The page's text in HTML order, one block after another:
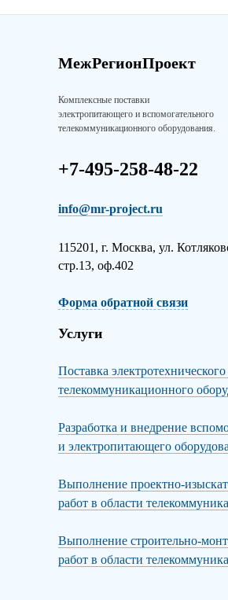
МежРегионПроект
Комплексные поставки
электропитающего и вспомогательного
телекоммуникационного оборудования.
+7-495-258-48-22
info@mr-project.ru
115201, г. Москва, ул.
стр.13, оф.402
Форма обратной связи
Услуги
Поставка
телекоммуникационного
Разработка и внедрение
и электропитающего
Выполнение проектно-
работ в области
Выполнение строительно-
работ в области